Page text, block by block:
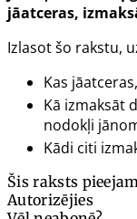
jāatceras,
Izlasot šo rakstu,
Kas
Kā izmaksāt
nodokļi
Kādi citi
Šis raksts
Autorizējies